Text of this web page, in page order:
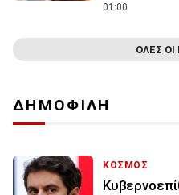
01:00
ΟΛΕΣ ΟΙ
ΔΗΜΟΦΙΛΗ
ΚΟΣΜΟΣ